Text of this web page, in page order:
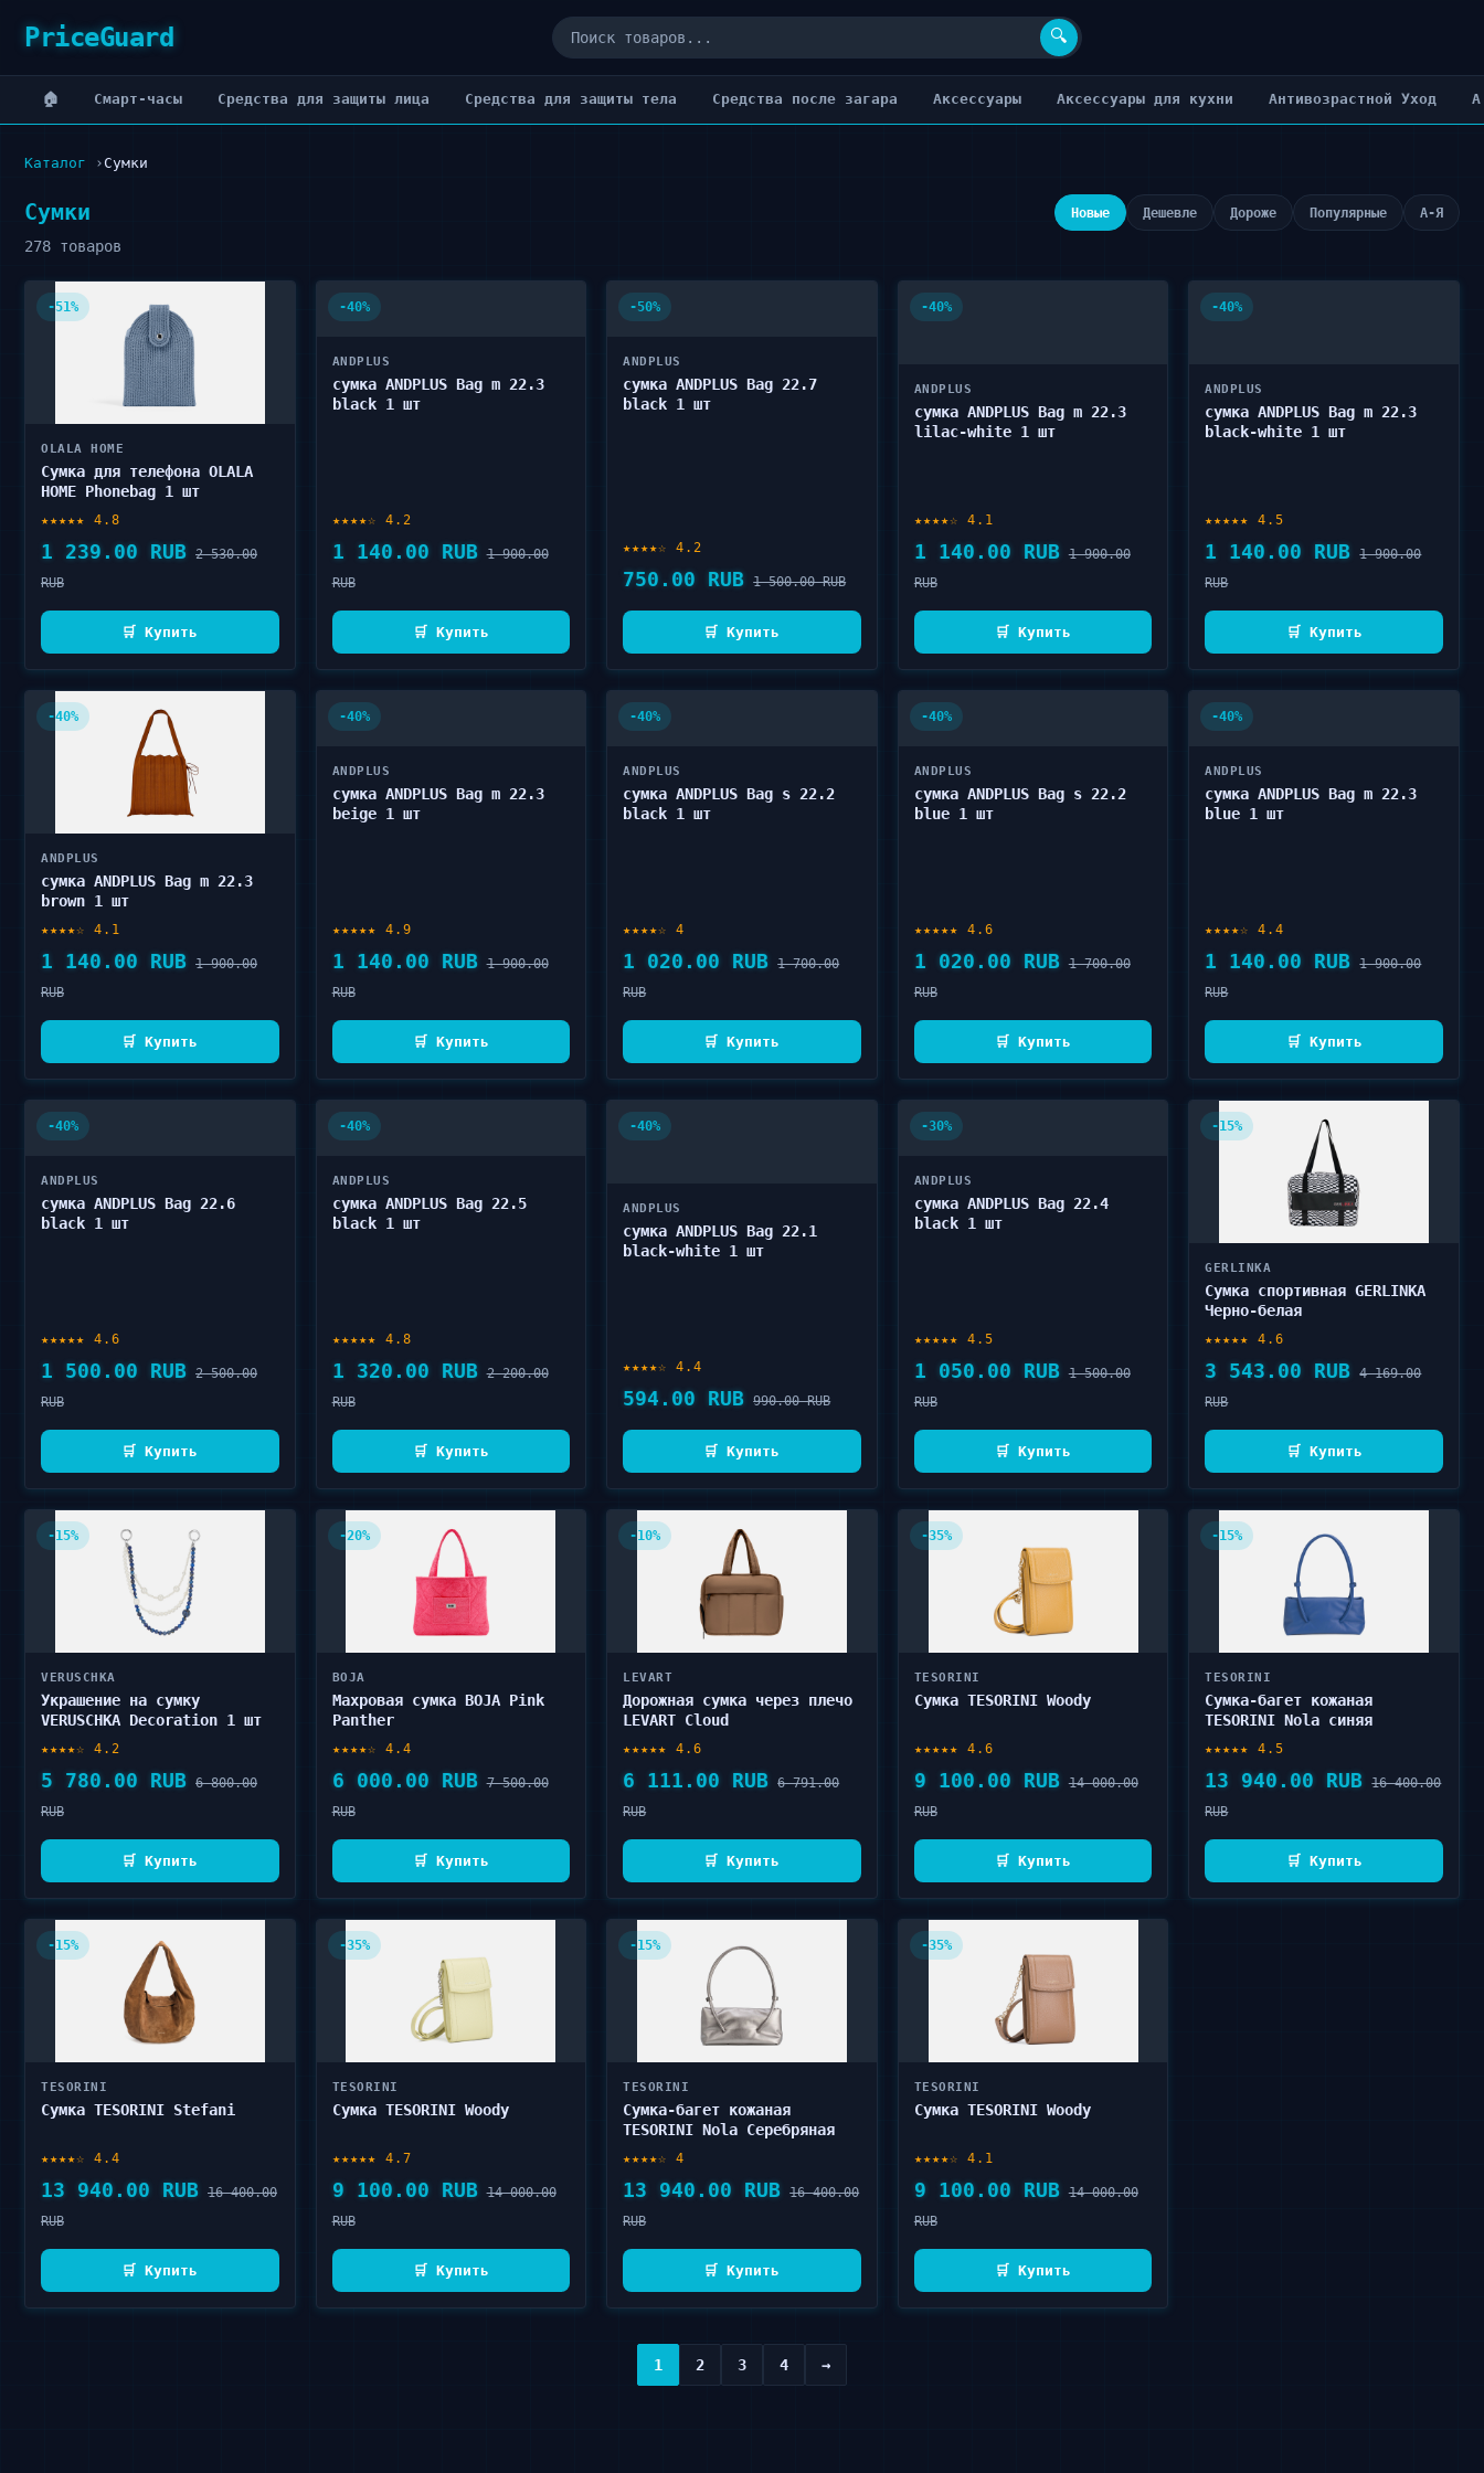
PriceGuard 🔍
🏠 Cмарт-часы Cредства для защиты лица Cредства для защиты тела Cредства после загара Аксессуары Аксессуары для кухни Антивозрастной Уход
Каталог Сумки
Сумки
278 товаров
Новые Дешевле Дороже Популярные А-Я
-51%
OLALA HOME
Сумка для телефона OLALA
HOME Phonebag 1 шт
★★★★★ 4.8
1 239.00 RUB 2 530.00
RUB
🛒 Купить
-40%
ANDPLUS
сумка ANDPLUS Bag m 22.3
black 1 шт
★★★★☆ 4.2
1 140.00 RUB 1 900.00
RUB
🛒 Купить
-50%
ANDPLUS
сумка ANDPLUS Bag 22.7
black 1 шт
★★★★☆ 4.2
750.00 RUB 1 500.00 RUB
🛒 Купить
-40%
ANDPLUS
сумка ANDPLUS Bag m 22.3
lilac-white 1 шт
★★★★☆ 4.1
1 140.00 RUB 1 900.00
RUB
🛒 Купить
-40%
ANDPLUS
сумка ANDPLUS Bag m 22.3
black-white 1 шт
★★★★★ 4.5
1 140.00 RUB 1 900.00
RUB
🛒 Купить
-40%
ANDPLUS
сумка ANDPLUS Bag m 22.3
brown 1 шт
★★★★☆ 4.1
1 140.00 RUB 1 900.00
RUB
🛒 Купить
-40%
ANDPLUS
сумка ANDPLUS Bag m 22.3
beige 1 шт
★★★★★ 4.9
1 140.00 RUB 1 900.00
RUB
🛒 Купить
-40%
ANDPLUS
сумка ANDPLUS Bag s 22.2
black 1 шт
★★★★☆ 4
1 020.00 RUB 1 700.00
RUB
🛒 Купить
-40%
ANDPLUS
сумка ANDPLUS Bag s 22.2
blue 1 шт
★★★★★ 4.6
1 020.00 RUB 1 700.00
RUB
🛒 Купить
-40%
ANDPLUS
сумка ANDPLUS Bag m 22.3
blue 1 шт
★★★★☆ 4.4
1 140.00 RUB 1 900.00
RUB
🛒 Купить
-40%
ANDPLUS
сумка ANDPLUS Bag 22.6
black 1 шт
★★★★★ 4.6
1 500.00 RUB 2 500.00
RUB
🛒 Купить
-40%
ANDPLUS
сумка ANDPLUS Bag 22.5
black 1 шт
★★★★★ 4.8
1 320.00 RUB 2 200.00
RUB
🛒 Купить
-40%
ANDPLUS
сумка ANDPLUS Bag 22.1
black-white 1 шт
★★★★☆ 4.4
594.00 RUB 990.00 RUB
🛒 Купить
-30%
ANDPLUS
сумка ANDPLUS Bag 22.4
black 1 шт
★★★★★ 4.5
1 050.00 RUB 1 500.00
RUB
🛒 Купить
-15%
GERLINKA
Сумка спортивная GERLINKA
Черно-белая
★★★★★ 4.6
3 543.00 RUB 4 169.00
RUB
🛒 Купить
-15%
VERUSCHKA
Украшение на сумку
VERUSCHKA Decoration 1 шт
★★★★☆ 4.2
5 780.00 RUB 6 800.00
RUB
🛒 Купить
-20%
BOJA
Махровая сумка BOJA Pink
Panther
★★★★☆ 4.4
6 000.00 RUB 7 500.00
RUB
🛒 Купить
-10%
LEVART
Дорожная сумка через плечо
LEVART Cloud
★★★★★ 4.6
6 111.00 RUB 6 791.00
RUB
🛒 Купить
-35%
TESORINI
Сумка TESORINI Woody
★★★★★ 4.6
9 100.00 RUB 14 000.00
RUB
🛒 Купить
-15%
TESORINI
Сумка-багет кожаная
TESORINI Nola синяя
★★★★★ 4.5
13 940.00 RUB 16 400.00
RUB
🛒 Купить
-15%
TESORINI
Сумка TESORINI Stefani
★★★★☆ 4.4
13 940.00 RUB 16 400.00
RUB
🛒 Купить
-35%
TESORINI
Сумка TESORINI Woody
★★★★★ 4.7
9 100.00 RUB 14 000.00
RUB
🛒 Купить
-15%
TESORINI
Сумка-багет кожаная
TESORINI Nola Серебряная
★★★★☆ 4
13 940.00 RUB 16 400.00
RUB
🛒 Купить
-35%
TESORINI
Сумка TESORINI Woody
★★★★☆ 4.1
9 100.00 RUB 14 000.00
RUB
🛒 Купить
1 2 3 4 →